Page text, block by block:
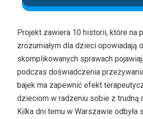
Projekt zawiera 10 historii, które na
zrozumiałym dla dzieci opowiadają o
skomplikowanych sprawach
podczas doświadczenia
bajek ma zapewnić efekt
dzieciom w radzeniu sobie z trudną
Kilka dni temu w Warszawie odbyła